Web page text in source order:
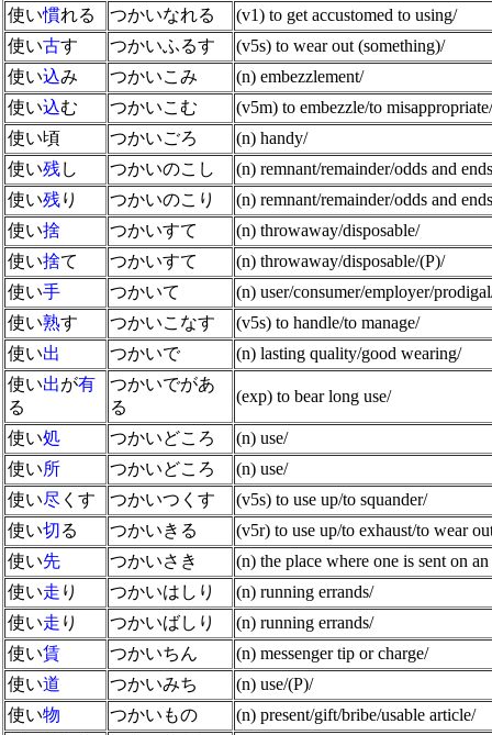
使い慣れる つかいなれる
(v1) to get accustomed to using/
使い古す つかいふるす
(v5s) to wear out (something)/
使い込み つかいこみ
(n) embezzlement/
使い込む つかいこむ
(v5m) to embezzle/to
使い頃
つかいごろ
(n) handy/
使い残し つかいのこし
(n) remnant/remainder/odds and
使い残り つかいのこり
(n) remnant/remainder/odds and
使い捨 つかいすて
(n) throwaway/disposable/
使い捨て つかいすて
(n) throwaway/disposable/(P)/
使い手 つかいて
(n) user/consumer/employer/
使い熟す つかいこなす
(v5s) to handle/to manage/
使い出 つかいで
(n) lasting quality/good wearing/
使い出が有
る
つかいでがあ
る
(exp) to bear long use/
使い処 つかいどころ
(n) use/
使い所 つかいどころ
(n) use/
使い尽 くす つかいつくす
(v5s) to use up/to squander/
使い切る つかいきる
(v5r) to use up/to exhaust/to wear
使い先 つかいさき
(n) the place where one is sent on
使い走 り つかいはしり
(n) running errands/
使い走 り つかいばしり
(n) running errands/
使い賃 つかいちん
(n) messenger tip or charge/
使い道 つかいみち
(n) use/(P)/
使い物 つかいもの
(n) present/gift/bribe/usable article/